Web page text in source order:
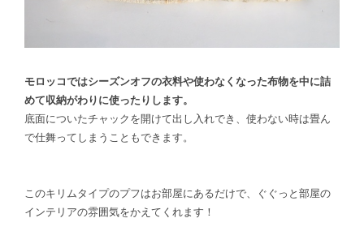
モロッコではシーズンオフの衣料や使わなくなった布物を中に詰
めて収納がわりに使ったりします。
底面についたチャックを開けて出し入れでき、使わない時は畳ん
で仕舞ってしまうこともできます。
このキリムタイプのプフはお部屋にあるだけで、ぐぐっと部屋の
インテリアの雰囲気をかえてくれます！